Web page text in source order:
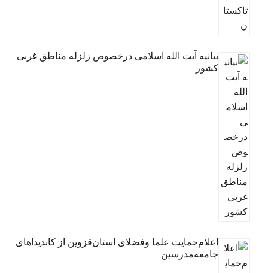
بیانیه آیت الله اسلامی درخصوص زلزله مناطق غربی
کشور
اعلام‌حمایت علما وفضلای استان‌قزوین از کاندیداهای
جامعه‌مدرسین